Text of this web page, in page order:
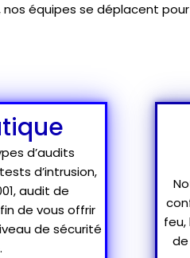
nos équipes se déplacent
d’audits
tests d’intrusion,
audit de
de vous offrir
de sécurité
feu,